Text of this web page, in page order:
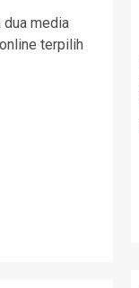
dua media
terpilih